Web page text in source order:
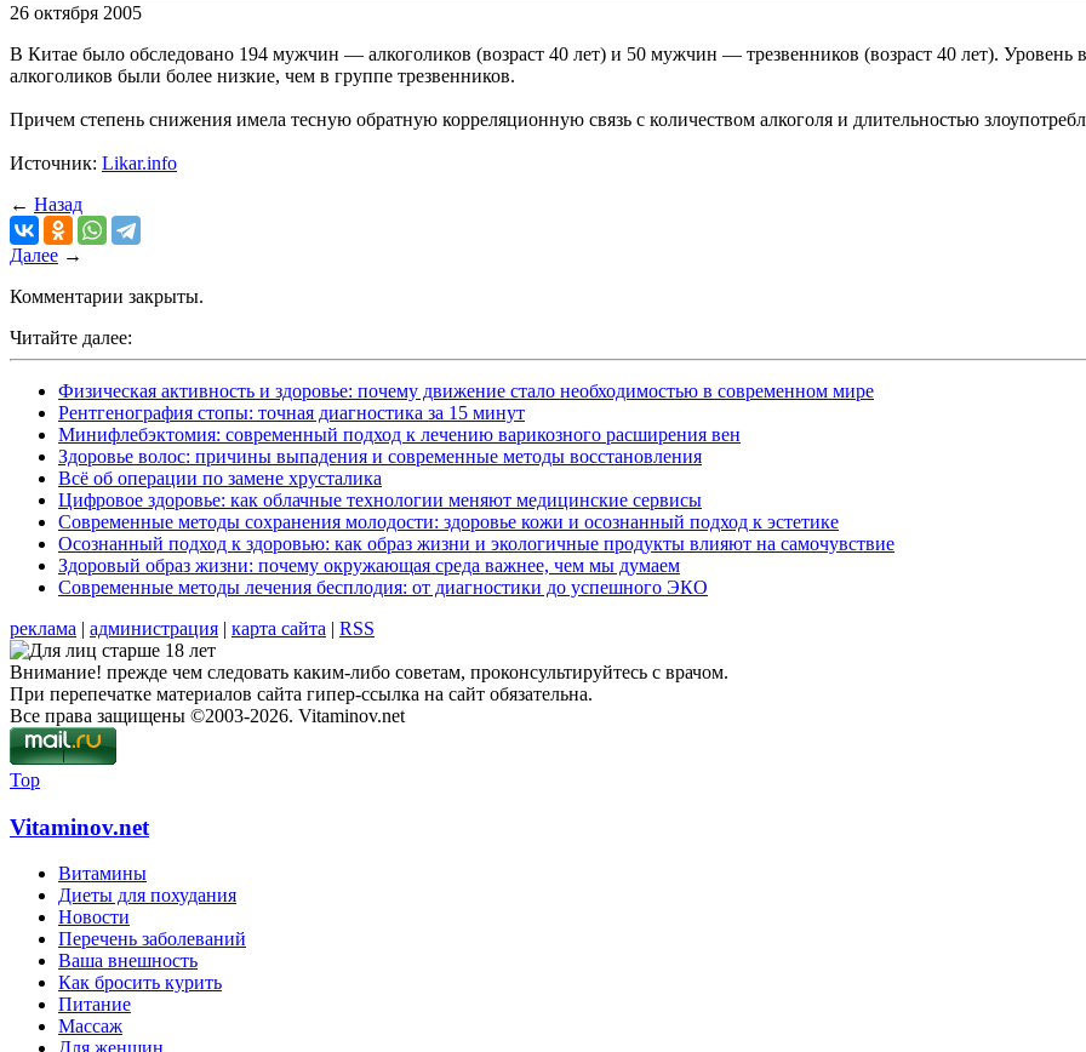
26 октября 2005
В Китае было обследовано 194 мужчин — алкоголиков (возраст 40 лет) и 50 мужчин — трезвенников (возраст 40 лет).
алкоголиков были более низкие, чем в группе трезвенников.
Причем степень снижения имела тесную обратную корреляционную связь с количеством алкоголя и длительностью
Источник: Likar.info
← Назад
Далее →
Комментарии закрыты.
Читайте далее:
Физическая активность и здоровье: почему движение стало необходимостью в современном мире
Рентгенография стопы: точная диагностика за 15 минут
Минифлебэктомия: современный подход к лечению варикозного расширения вен
Здоровье волос: причины выпадения и современные методы восстановления
Всё об операции по замене хрусталика
Цифровое здоровье: как облачные технологии меняют медицинские сервисы
Современные методы сохранения молодости: здоровье кожи и осознанный подход к эстетике
Осознанный подход к здоровью: как образ жизни и экологичные продукты влияют на самочувствие
Здоровый образ жизни: почему окружающая среда важнее, чем мы думаем
Современные методы лечения бесплодия: от диагностики до успешного ЭКО
реклама | администрация | карта сайта | RSS
Внимание! прежде чем следовать каким-либо советам, проконсультируйтесь с врачом.
При перепечатке материалов сайта гипер-ссылка на сайт обязательна.
Все права защищены ©2003-2026. Vitaminov.net
Top
Vitaminov.net
Витамины
Диеты для похудания
Новости
Перечень заболеваний
Ваша внешность
Как бросить курить
Питание
Массаж